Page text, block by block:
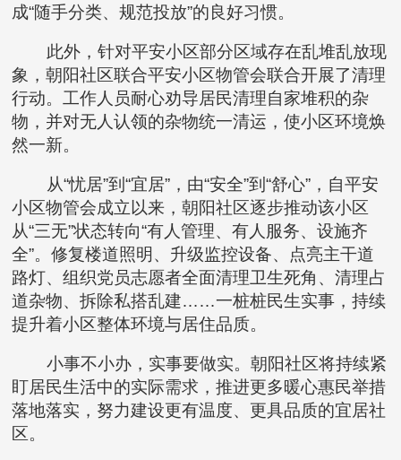
成“随手分类、规范投放”的良好习惯。
此外，针对平安小区部分区域存在乱堆乱放现
象，朝阳社区联合平安小区物管会联合开展了清理
行动。工作人员耐心劝导居民清理自家堆积的杂
物，并对无人认领的杂物统一清运，使小区环境焕
然一新。
从“忧居”到“宜居”，由“安全”到“舒心”，自平安
小区物管会成立以来，朝阳社区逐步推动该小区
从“三无”状态转向“有人管理、有人服务、设施齐
全”。修复楼道照明、升级监控设备、点亮主干道
路灯、组织党员志愿者全面清理卫生死角、清理占
道杂物、拆除私搭乱建……一桩桩民生实事，持续
提升着小区整体环境与居住品质。
小事不小办，实事要做实。朝阳社区将持续紧
盯居民生活中的实际需求，推进更多暖心惠民举措
落地落实，努力建设更有温度、更具品质的宜居社
区。